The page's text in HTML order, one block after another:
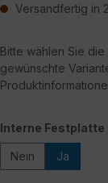
Versandfertig in
Bitte wählen Sie
gewünschte
Interne Festplatte
Nein Ja